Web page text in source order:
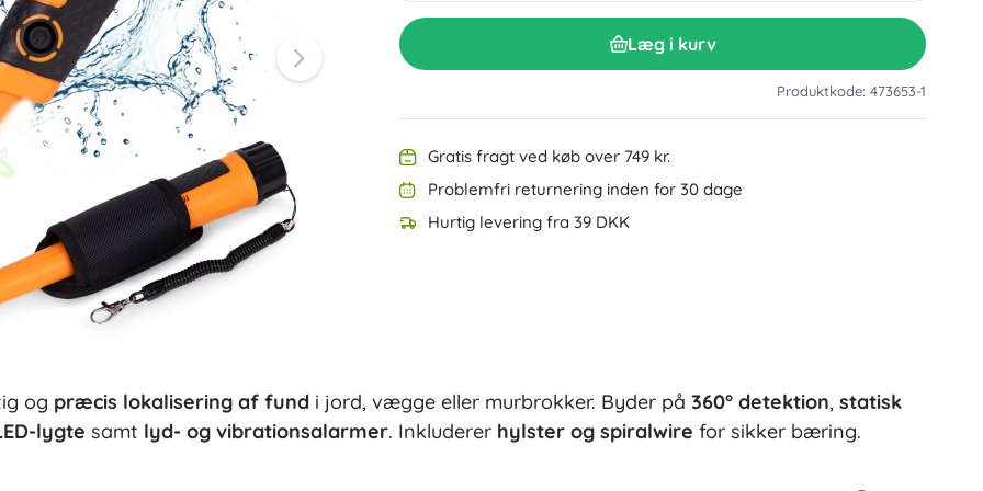
Kontorartikler
Organisering
Møbler
Tilbehør til håndvask
Toilettilbehør
Skole
Party
Vandlegetøj Bøger
Grillning
Tegning og skrivning
Læg i kurv
Produktkode: 473653-1
Gratis fragt ved køb over 749 kr.
Problemfri returnering inden for 30 dage
Hurtig levering fra 39 DKK
og præcis lokalisering af fund i jord, vægge eller murbrokker. Byder på 360° detektion, statisk
lygte samt lyd- og vibrationsalarmer. Inkluderer hylster og spiralwire for sikker bæring.